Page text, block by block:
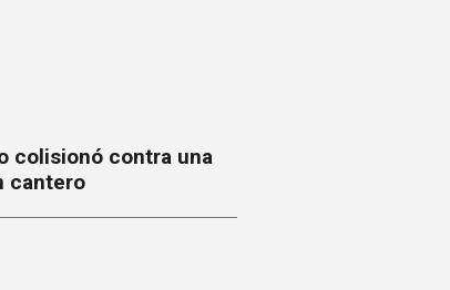
colisionó contra una
cantero